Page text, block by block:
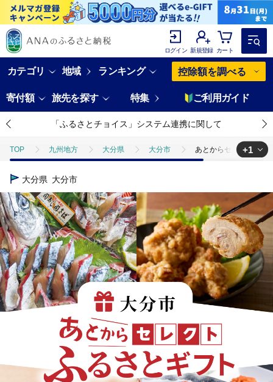
ログイン 新規登録 カート
カテゴリ 地域 ランキング 控除額を調べる
寄付額 旅先を探す 特集 ご利用ガイド
「ふるさとチョイス」システム連携に関して
TOP 九州地方 大分県 大分市 あとからセレクト【ふ
TOP
+1
大分県 大分市